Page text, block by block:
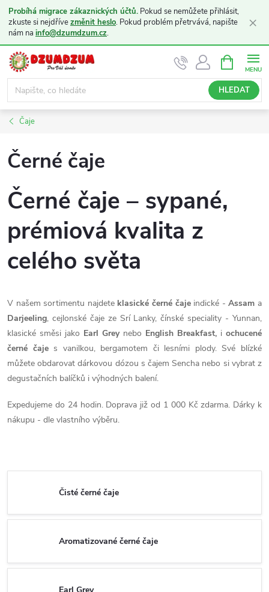
Probíhá migrace zákaznických účtů. Pokud se nemůžete přihlásit,
zkuste si nejdřívezměnit heslo. Pokud problém přetrvává, napište
nám na info@dzumdzum.cz.
×
Přejít
obsah
HLEDAT
NÁKUPNÍ
KOŠÍK
Čaje
Černé čaje
Černé čaje – sypané,
prémiová kvalita z
celého světa
V našem sortimentu najdeteklasické černé čajeindické - Assam a
Darjeeling, cejlonské čaje ze Srí Lanky, čínské speciality - Yunnan,
klasické směsi jako Earl Greynebo English Breakfast, i ochucené
černé čajes vanilkou, bergamotem či lesními plody. Své blízké
můžete obdarovat dárkovou dózou s čajem Sencha nebo si vybrat z
degustačních balíčků i výhodných balení.
Expedujeme do 24 hodin. Doprava již od 1 000 Kč zdarma. Dárky k
nákupu - dle vlastního výběru.
Čisté černé čaje
Aromatizované černé čaje